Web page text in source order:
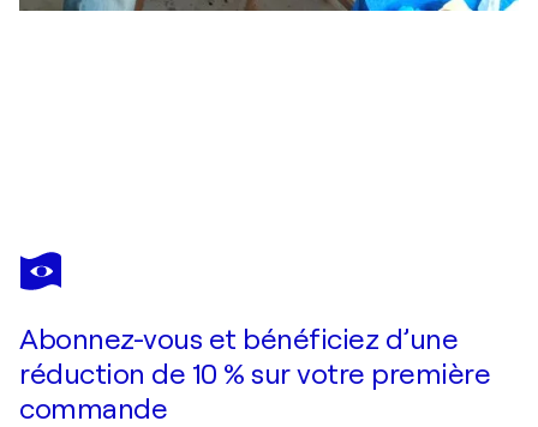
LUÍS BASTOS
I love you mom.
Abonnez-vous et bénéficiez d’une
réduction de 10 % sur votre première
commande